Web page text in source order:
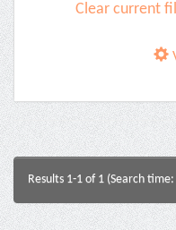
Clear current
Results 1-1 of 1 (Search